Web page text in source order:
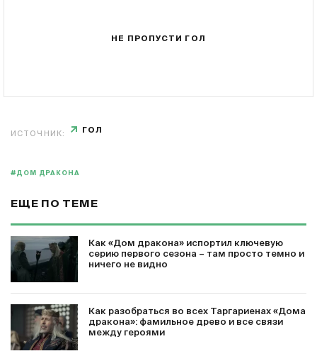
НЕ ПРОПУСТИ ГОЛ
ИСТОЧНИК: ГОЛ
#ДОМ ДРАКОНА
ЕЩЕ ПО ТЕМЕ
Как «Дом дракона» испортил ключевую
серию первого сезона – там просто темно и
ничего не видно
Как разобраться во всех Таргариенах «Дома
дракона»: фамильное древо и все связи
между героями